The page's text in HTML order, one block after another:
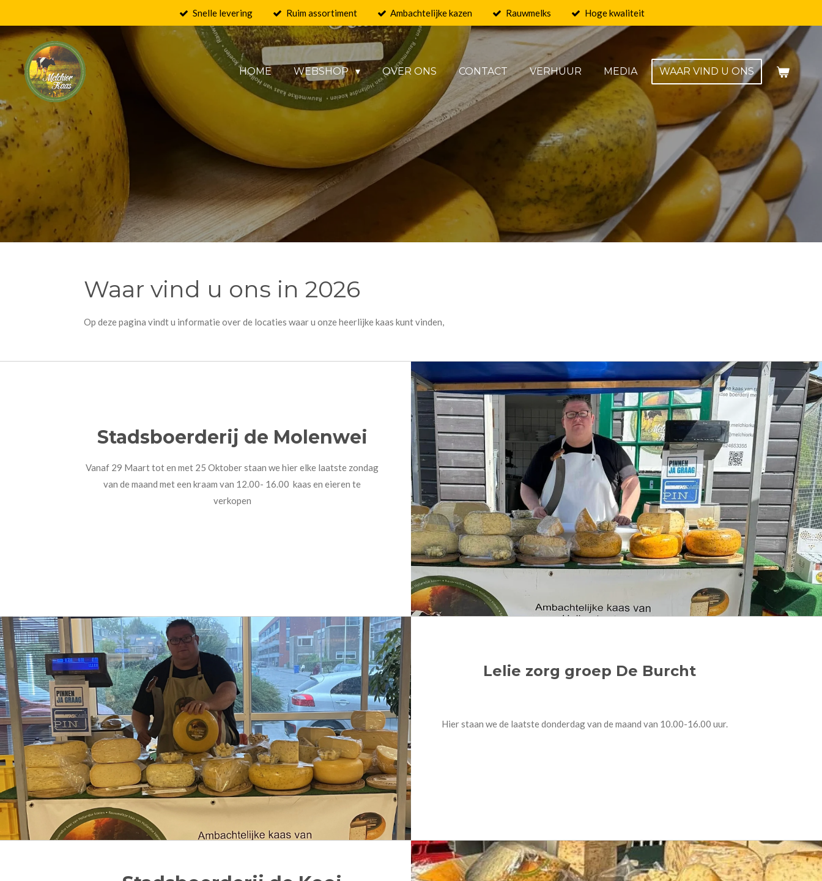
direct
naar
hoofdinhoud
Snelle levering Ruim assortiment Ambachtelijke kazen Rauwmelks Hoge kwaliteit
HOME WEBSHOP OVER ONS CONTACT VERHUUR MEDIA WAAR VIND U ONS
Waar vind u ons in 2026
Op deze pagina vindt u informatie over de locaties waar u onze heerlijke kaas kunt vinden,
Stadsboerderij de Molenwei
Vanaf 29 Maart tot en met 25 Oktober staan we hier elke laatste zondag
van de maand met een kraam van 12.00- 16.00 kaas en eieren te
verkopen
Lelie zorg groep De Burcht
Hier staan we de laatste donderdag van de maand van 10.00-16.00 uur.